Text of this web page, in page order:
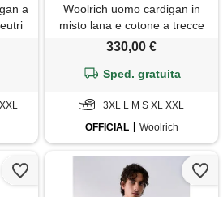
a
Woolrich uomo cardigan in
misto lana e cotone a trecce
bianco taglia m
330,00 €
Sped. gratuita
3XL L M S XL XXL
OFFICIAL
Woolrich